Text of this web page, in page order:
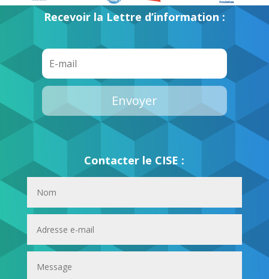
Recevoir la Lettre d’information :
Envoyer
Contacter le CISE :